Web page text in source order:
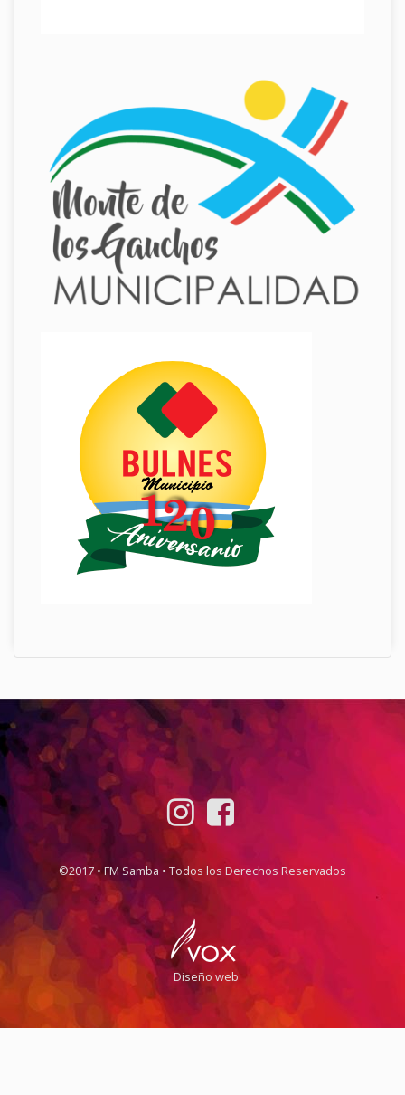
©2017 • FM Samba • Todos los Derechos Reservados
Diseño web